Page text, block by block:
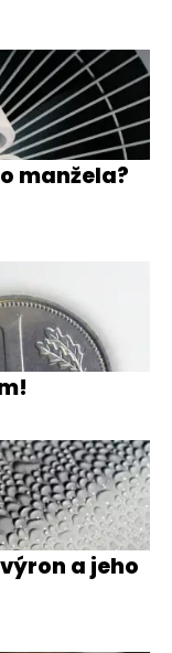
manžela?
a jeho